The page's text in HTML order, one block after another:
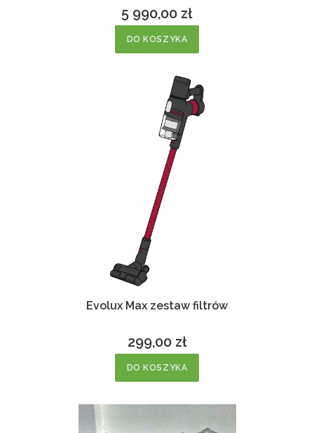
Cena
5 990,00 zł
DO KOSZYKA
Evolux Max zestaw filtrów
Cena
299,00 zł
DO KOSZYKA